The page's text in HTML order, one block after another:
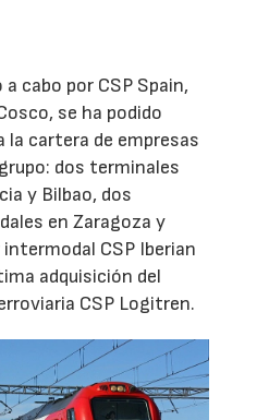
cabo por CSP Spain,
se ha podido
la cartera de empresas
dos terminales
y Bilbao, dos
en Zaragoza y
CSP Iberian
adquisición del
CSP Logitren.